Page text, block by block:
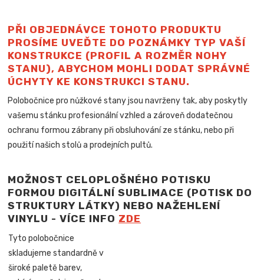
PŘI OBJEDNÁVCE TOHOTO PRODUKTU
PROSÍME UVEĎTE DO POZNÁMKY TYP VAŠÍ
KONSTRUKCE (PROFIL A ROZMĚR NOHY
STANU), ABYCHOM MOHLI DODAT SPRÁVNÉ
ÚCHYTY KE KONSTRUKCI STANU.
Polobočnice pro nůžkové stany jsou navrženy tak, aby poskytly
vašemu stánku profesionální vzhled a zároveň dodatečnou
ochranu formou zábrany při obsluhování ze stánku, nebo při
použití našich stolů aprodejních pultů.
MOŽNOST CELOPLOŠNÉHO POTISKU
FORMOU DIGITÁLNÍ SUBLIMACE (POTISK DO
STRUKTURY LÁTKY) NEBO NAŽEHLENÍ
VINYLU - VÍCE INFO ZDE
Tyto polobočnice
skladujeme standardně v
široké paletě barev,